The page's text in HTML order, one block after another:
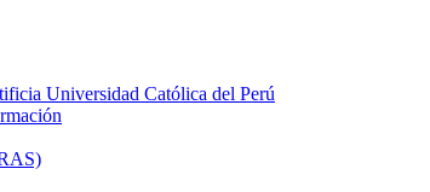
Universidad Católica del Perú